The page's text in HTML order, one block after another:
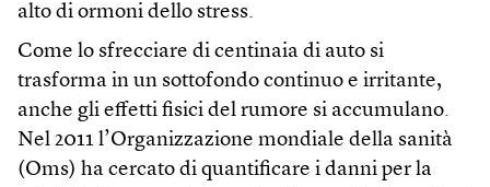
alto di ormoni dello stress.
Come lo sfrecciare di centinaia di auto si
trasforma in un sottofondo continuo e irritante,
anche gli effetti fisici del rumore si accumulano.
Nel 2011 l’Organizzazione mondiale della sanità
(Oms) ha cercato di quantificare i danni per la